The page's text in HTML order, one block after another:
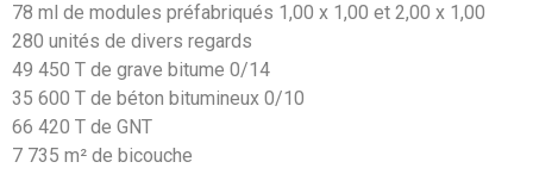
78 ml de modules préfabriqués 1,00 x 1,00 et 2,00 x 1,00
280 unités de divers regards
49 450 T de grave bitume 0/14
35 600 T de béton bitumineux 0/10
66 420 T de GNT
7 735 m² de bicouche